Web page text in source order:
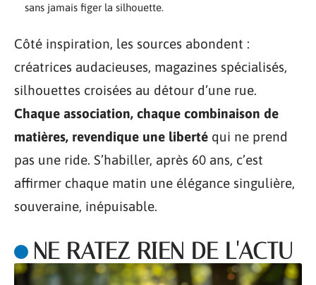
sans jamais figer la silhouette.
Côté inspiration, les sources abondent :
créatrices audacieuses, magazines spécialisés,
silhouettes croisées au détour d’une rue.
Chaque association, chaque combinaison de
matières, revendique une liberté qui ne prend
pas une ride. S’habiller, après 60 ans, c’est
affirmer chaque matin une élégance singulière,
souveraine, inépuisable.
NE RATEZ RIEN DE L'ACTU